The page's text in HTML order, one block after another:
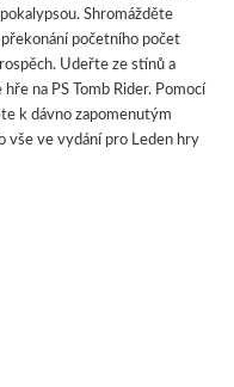
Shromážděte
početního počet
Udeřte ze stínů a
na PS Tomb Rider. Pomocí
k dávno zapomenutým
vše ve vydání pro Leden hry